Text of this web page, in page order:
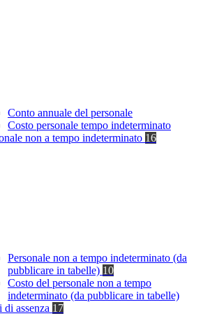
Conto annuale del personale
Costo personale tempo indeterminato
non a tempo indeterminato 16
Personale non a tempo indeterminato (da
pubblicare in tabelle) 10
Costo del personale non a tempo
indeterminato (da pubblicare in tabelle)
di assenza 17